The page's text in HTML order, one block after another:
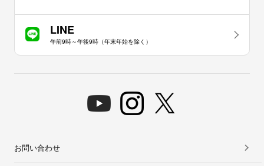
LINE
午前9時～午後9時（年末年始を除く）
お問い合わせ